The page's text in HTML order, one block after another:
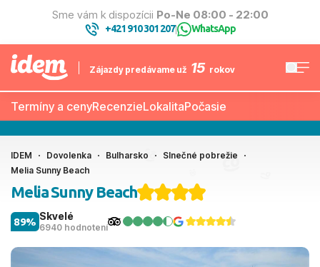
Sme vám k dispozícii Po-Ne 08:00 - 22:00
+421 910 301 207| WhatsApp
Zájazdy predávame už 15 rokov
Termíny a cenyRecenzieLokalitaPočasie
IDEM Dovolenka Bulharsko
Slnečné pobrežie
Melia Sunny Beach
Melia Sunny Beach
Skvelé
6940 hodnotení
89%